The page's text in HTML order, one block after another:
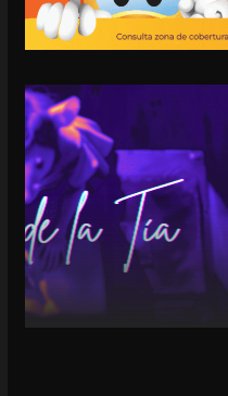
LOCALES OPINIÓN
EN LAS TRIPAS
2026
6 agosto, 2026